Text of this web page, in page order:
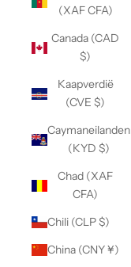
(XAF CFA)
Canada (CAD
$)
Kaapverdië
(CVE $)
Caymaneilanden
(KYD $)
Chad (XAF
CFA)
Chili (CLP $)
China (CNY ¥)